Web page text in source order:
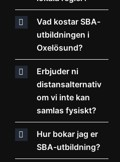
Vad kostar SBA-
utbildningen i
Oxelösund?
Erbjuder ni
distans­alternativ
om vi inte kan
samlas fysiskt?
Hur bokar jag er
SBA-utbildning?